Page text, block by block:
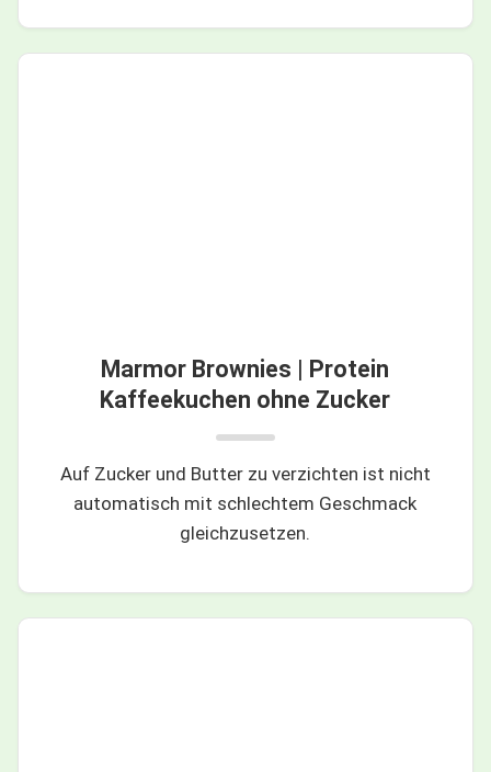
Marmor Brownies | Protein
Kaffeekuchen ohne Zucker
Auf Zucker und Butter zu verzichten ist nicht
automatisch mit schlechtem Geschmack
gleichzusetzen.